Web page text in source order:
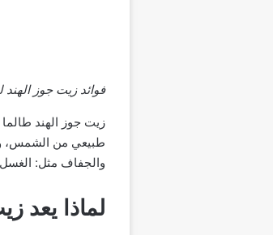
فوائد زيت جوز الهند
زيت جوز الهند
طبيعي من الشمس،
والجفاف مثل:
لماذا يعد